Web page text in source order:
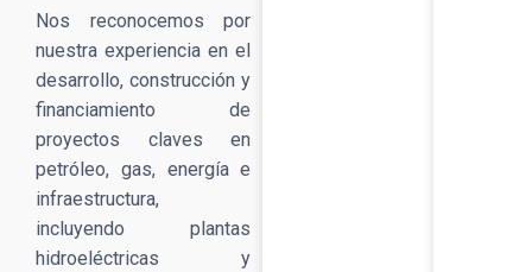
Nos reconocemos por
nuestra experiencia en el
desarrollo, construcción y
financiamiento de
proyectos claves en
petróleo, gas, energía e
infraestructura,
incluyendo plantas
hidroeléctricas y